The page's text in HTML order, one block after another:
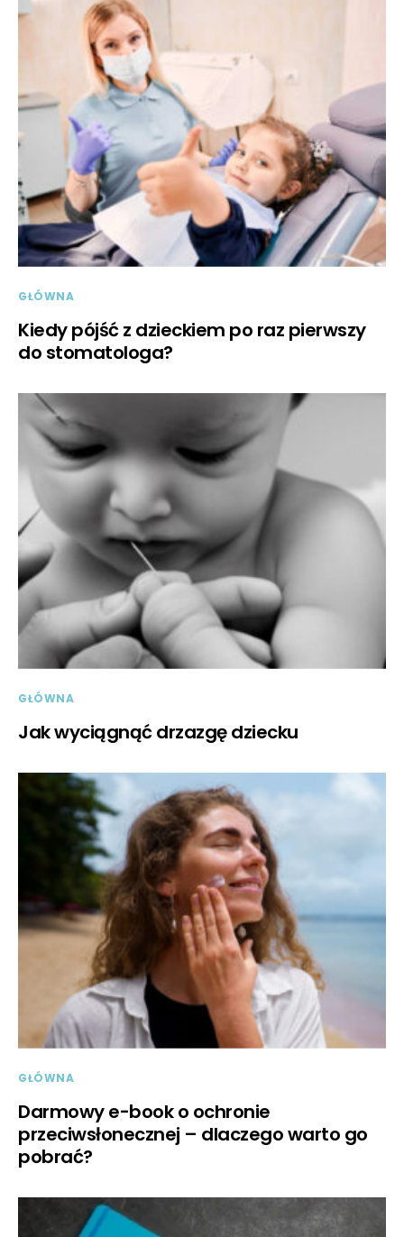
GŁÓWNA
Kiedy pójść z dzieckiem po raz pierwszy
do stomatologa?
GŁÓWNA
Jak wyciągnąć drzazgę dziecku
GŁÓWNA
Darmowy e-book o ochronie
przeciwsłonecznej – dlaczego warto go
pobrać?